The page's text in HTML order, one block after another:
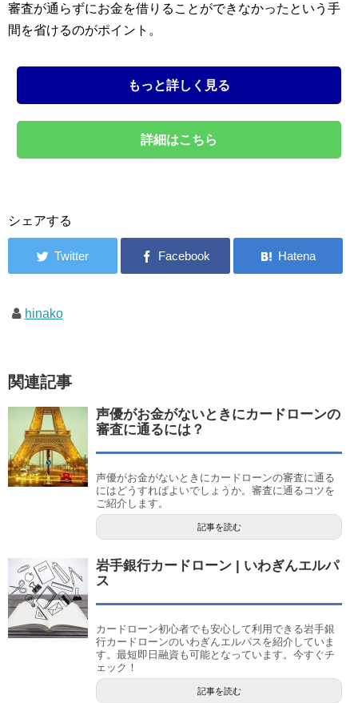
審査が通らずにお金を借りることができなかったという手
間を省けるのがポイント。
もっと詳しく見る
詳細はこちら
シェアする
hinako
関連記事
声優がお金がないときにカードローンの
審査に通るには？
声優がお金がないときにカードローンの審査に通る
にはどうすればよいでしょうか。審査に通るコツを
ご紹介します。
記事を読む
岩手銀行カードローン | いわぎんエルパ
ス
カードローン初心者でも安心して利用できる岩手銀
行カードローンのいわぎんエルパスを紹介していま
す。最短即日融資も可能となっています。今すぐチ
ェック！
記事を読む